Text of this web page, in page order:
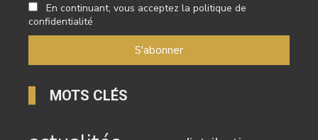
En continuant, vous acceptez la politique de
confidentialité
MOTS CLÉS